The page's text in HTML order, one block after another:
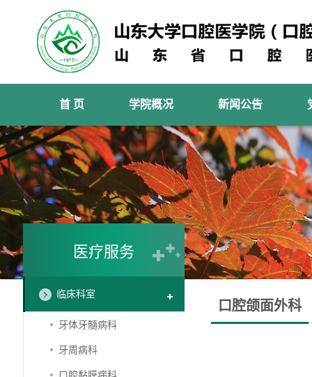
首 页 学院概况 新闻公告
医疗服务
临床科室
牙体牙髓病科
牙周病科
口腔颌面外科